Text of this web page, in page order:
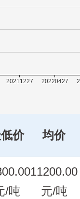
价 均价
/吨
11200.00
元/吨